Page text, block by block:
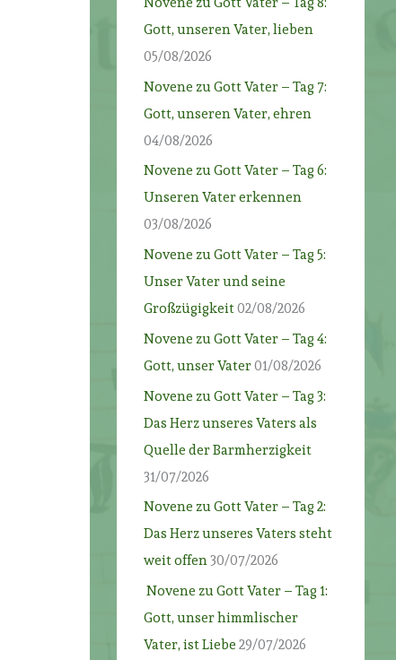
Gott, unseren Vater, lieben
05/08/2026
Novene zu Gott Vater – Tag 7:
Gott, unseren Vater, ehren
04/08/2026
Novene zu Gott Vater – Tag 6:
Unseren Vater erkennen
03/08/2026
Novene zu Gott Vater – Tag 5:
Unser Vater und seine
Großzügigkeit02/08/2026
Novene zu Gott Vater – Tag 4:
Gott, unser Vater01/08/2026
Novene zu Gott Vater – Tag 3:
Das Herz unseres Vaters als
Quelle der Barmherzigkeit
31/07/2026
Novene zu Gott Vater – Tag 2:
Das Herz unseres Vaters steht
weit offen30/07/2026
Novene zu Gott Vater – Tag 1:
Gott, unser himmlischer
Vater, ist Liebe 29/07/2026